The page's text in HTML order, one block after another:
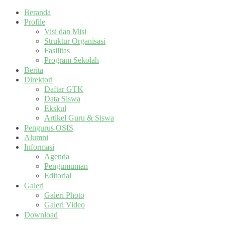
Beranda
Profile
Visi dan Misi
Struktur Organisasi
Fasilitas
Program Sekolah
Berita
Direktori
Daftar GTK
Data Siswa
Ekskul
Artikel Guru & Siswa
Pengurus OSIS
Alumni
Informasi
Agenda
Pengumuman
Editorial
Galeri
Galeri Photo
Galeri Video
Download